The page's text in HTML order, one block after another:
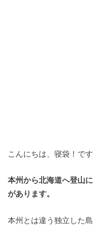
こんにちは、寝袋！です
本州から北海道へ登山
があります。
本州とは違う独立した